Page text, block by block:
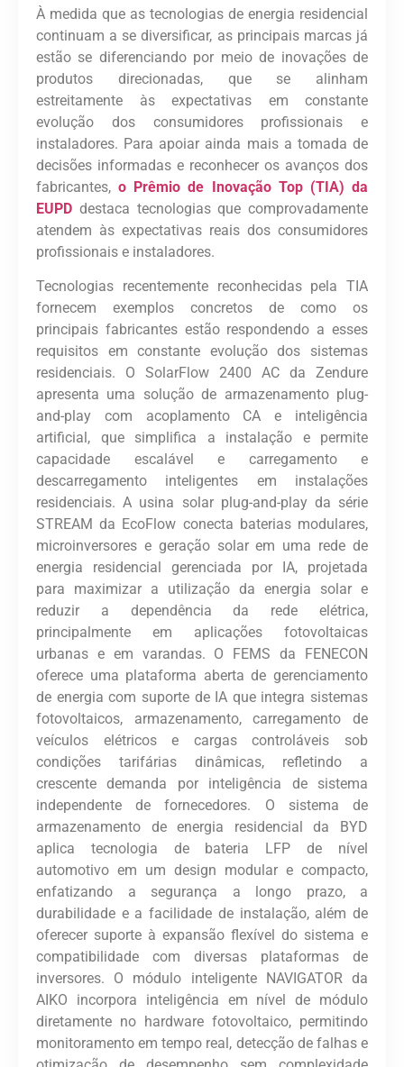
À medida que as tecnologias de energia residencial
continuam a se diversificar, as principais marcas já
estão se diferenciando por meio de inovações de
produtos direcionadas, que se alinham
estreitamente às expectativas em constante
evolução dos consumidores profissionais e
instaladores. Para apoiar ainda mais a tomada de
decisões informadas e reconhecer os avanços dos
fabricantes,o Prêmio de Inovação Top (TIA) da
EUPD destaca tecnologias que comprovadamente
atendem às expectativas reais dos consumidores
profissionais e instaladores.
Tecnologias recentemente reconhecidas pela TIA
fornecem exemplos concretos de como os
principais fabricantes estão respondendo a esses
requisitos em constante evolução dos sistemas
residenciais. O SolarFlow 2400 AC da Zendure
apresenta uma solução de armazenamento plug-
and-play com acoplamento CA e inteligência
artificial, que simplifica a instalação e permite
capacidade escalável e carregamento e
descarregamento inteligentes em instalações
residenciais. A usina solar plug-and-play da série
STREAM da EcoFlow conecta baterias modulares,
microinversores e geração solar em uma rede de
energia residencial gerenciada por IA, projetada
para maximizar a utilização da energia solar e
reduzir a dependência da rede elétrica,
principalmente em aplicações fotovoltaicas
urbanas e em varandas. O FEMS da FENECON
oferece uma plataforma aberta de gerenciamento
de energia com suporte de IA que integra sistemas
fotovoltaicos, armazenamento, carregamento de
veículos elétricos e cargas controláveis ​​sob
condições tarifárias dinâmicas, refletindo a
crescente demanda por inteligência de sistema
independente de fornecedores. O sistema de
armazenamento de energia residencial da BYD
aplica tecnologia de bateria LFP de nível
automotivo em um design modular e compacto,
enfatizando a segurança a longo prazo, a
durabilidade e a facilidade de instalação, além de
oferecer suporte à expansão flexível do sistema e
compatibilidade com diversas plataformas de
inversores. O módulo inteligente NAVIGATOR da
AIKO incorpora inteligência em nível de módulo
diretamente no hardware fotovoltaico, permitindo
monitoramento em tempo real, detecção de falhas e